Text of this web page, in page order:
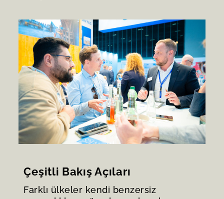
Çeşitli Bakış Açıları
Farklı ülkeler kendi benzersiz